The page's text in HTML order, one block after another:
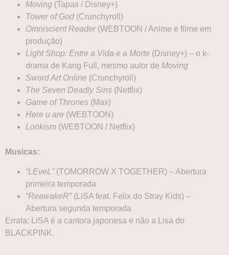
Moving (Tapas / Disney+)
Tower of God (Crunchyroll)
Omniscient Reader(WEBTOON / Anime e filme em
produção)
Light Shop: Entre a Vida e a Morte (Disney+) – o k-
drama de Kang Full, mesmo autor de Moving
Sword Art Online (Crunchyroll)
The Seven Deadly Sins (Netflix)
Game of Thrones (Max)
Here u are (WEBTOON)
Lookism (WEBTOON / Netflix)
Musicas:
“LEveL”(TOMORROW X TOGETHER) – Abertura
primeira temporada
“ReawakeR”(LiSA feat. Felix do Stray Kids) –
Abertura segunda temporada
Errata: LiSA é a cantora japonesa e não a Lisa do
BLACKPINK.